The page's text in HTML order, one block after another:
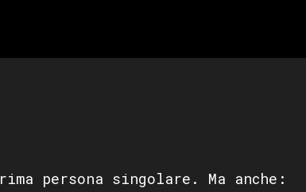
persona singolare. Ma anche: